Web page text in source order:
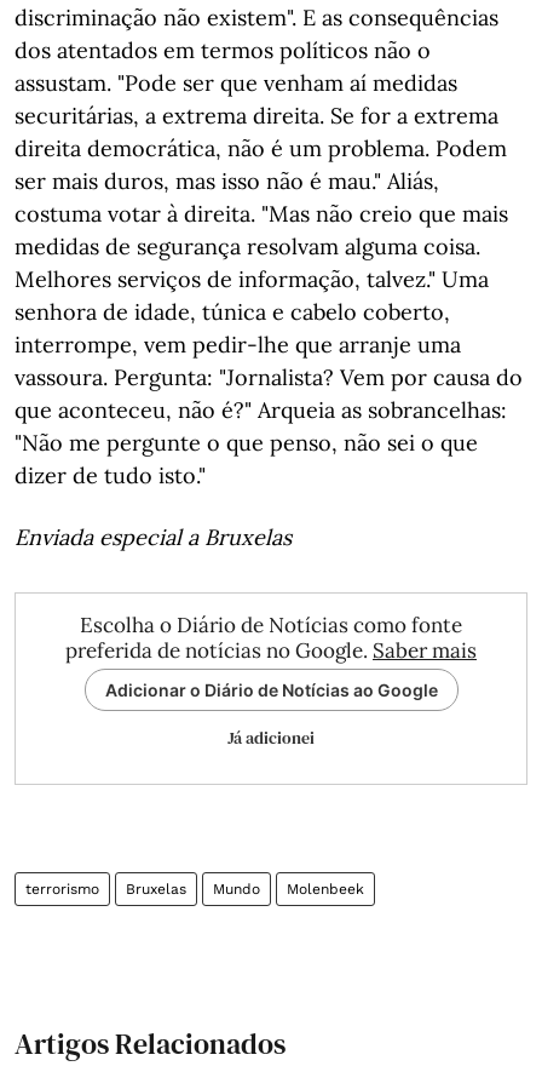
discriminação não existem". E as consequências
dos atentados em termos políticos não o
assustam. "Pode ser que venham aí medidas
securitárias, a extrema direita. Se for a extrema
direita democrática, não é um problema. Podem
ser mais duros, mas isso não é mau." Aliás,
costuma votar à direita. "Mas não creio que mais
medidas de segurança resolvam alguma coisa.
Melhores serviços de informação, talvez." Uma
senhora de idade, túnica e cabelo coberto,
interrompe, vem pedir-lhe que arranje uma
vassoura. Pergunta: "Jornalista? Vem por causa do
que aconteceu, não é?" Arqueia as sobrancelhas:
"Não me pergunte o que penso, não sei o que
dizer de tudo isto."
Enviada especial a Bruxelas
Escolha o Diário de Notícias como fonte
preferida de notícias no Google. Saber mais
Adicionar o Diário de Notícias ao Google
Já adicionei
terrorismo Bruxelas Mundo Molenbeek
Artigos Relacionados